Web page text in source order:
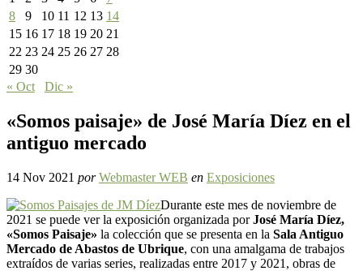
8
9 10 11 12 13 14
15 16 17 18 19 20 21
22 23 24 25 26 27 28
29 30
« Oct
Dic »
«Somos paisaje» de José María Díez en el
antiguo mercado
14 Nov 2021 por Webmaster WEB en Exposiciones
Durante este mes de noviembre de
2021 se puede ver la exposición organizada porJosé María Díez,
«Somos Paisaje» la colección que se presenta en la Sala Antiguo
Mercado de Abastos de Ubrique, con una amalgama de trabajos
extraídos de varias series, realizadas entre 2017 y 2021, obras de